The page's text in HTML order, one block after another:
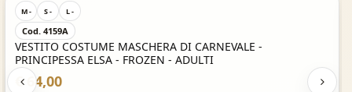
M - S - L -
Cod. 4159A
VESTITO COSTUME MASCHERA DI CARNEVALE -
PRINCIPESSA ELSA - FROZEN - ADULTI
€ 64,00